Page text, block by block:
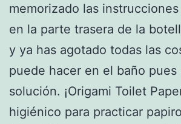
memorizado las
en la parte trasera de la
y ya has agotado todas las
puede hacer en el baño pues
solución. ¡Origami Toilet
higiénico para practicar